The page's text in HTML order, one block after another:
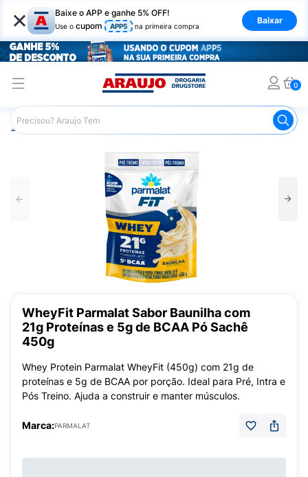
× Baixe o APP e ganhe 5% OFF!
Use o cupom APP5 na primeira compra
Baixar
0
Araujo Nutrição Saudável Suplementos Esportivos
WheyFit Parmalat Sabor Baunilha com
21g Proteínas e 5g de BCAA Pó Sachê
450g
Whey Protein Parmalat WheyFit (450g) com 21g de
proteínas e 5g de BCAA por porção. Ideal para Pré, Intra e
Pós Treino. Ajuda a construir e manter músculos.
Marca:PARMALAT